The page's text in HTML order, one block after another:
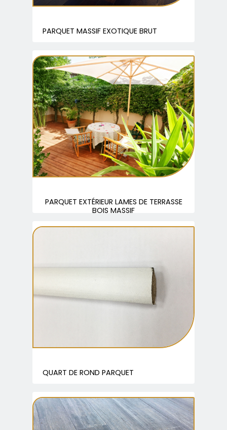
PARQUET MASSIF EXOTIQUE BRUT
PARQUET EXTÉRIEUR LAMES DE TERRASSE
BOIS MASSIF
QUART DE ROND PARQUET